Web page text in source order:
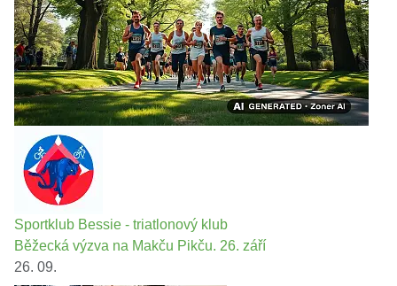
Sportklub Bessie - triatlonový klub
Běžecká výzva na Makču Pikču. 26. září
26. 09.